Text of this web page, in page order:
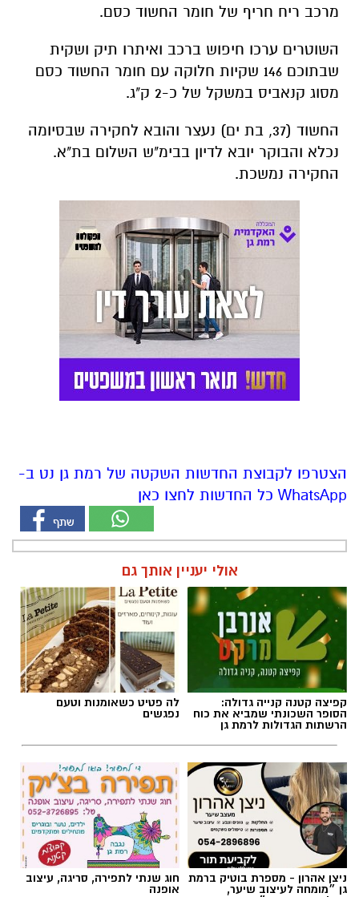
מרכב ריח חריף של חומר החשוד כסם.
השוטרים ערכו חיפוש ברכב ואיתרו תיק ושקית
שבתוכם 146 שקיות חלוקה עם חומר החשוד כסם
מסוג קנאביס במשקל של כ-2 ק"ג.
החשוד (37, בת ים) נעצר והובא לחקירה שבסיומה
נכלא והבוקר יובא לדיון בבימ"ש השלום בת"א.
החקירה נמשכת.
הצטרפו לקבוצת החדשות השקטה של רמת גן נט ב-
WhatsApp כל החדשות לחצו כאן
אולי יעניין אותך גם
קפיצה קטנה קנייה גדולה:
הסופר השכונתי שמביא את כוח
הרשתות הגדולות לרמת גן
לה פטיט כשאומנות וטעם
נפגשים
ניצן אהרון - מספרת בוטיק ברמת
גן ״מומחה לעיצוב שיער,
חוג שנתי לתפירה, סריגה, עיצוב
אופנה